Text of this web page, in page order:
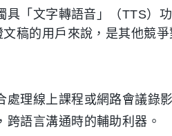
「文字轉語音」（TTS）
稿的用戶來說，是其他競
處理線上課程或網路會議錄影
跨語言溝通時的輔助利器。